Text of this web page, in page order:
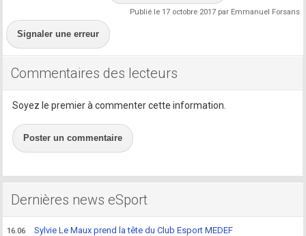
Publié le 17 octobre 2017 par Emmanuel Forsans
Signaler une erreur
Commentaires des lecteurs
Soyez le premier à commenter cette information.
Poster un commentaire
Dernières news eSport
16.06 Sylvie Le Maux prend la tête du Club Esport MEDEF